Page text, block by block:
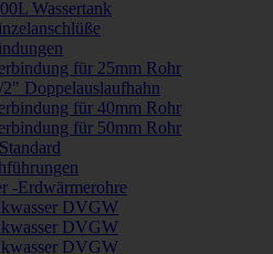
Wassertank
für 25mm Rohr
Doppelauslaufhahn
für 40mm Rohr
für 50mm Rohr
-Erdwärmerohre
DVGW
DVGW
DVGW